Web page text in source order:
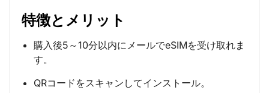
特徴とメリット
購入後5～10分以内にメールでeSIMを受け取れま
す。
QRコードをスキャンしてインストール。